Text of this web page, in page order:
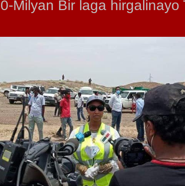
Milyan Bir laga hirgalinayo